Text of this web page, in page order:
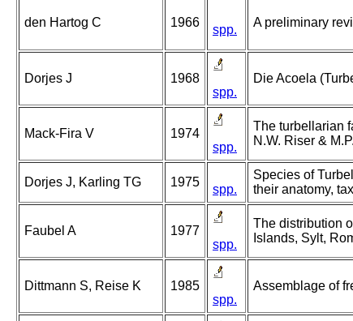
den Hartog C 1966
spp.
A preliminary
Dorjes J
1968
spp.
Die Acoela
Mack-Fira V
1974
spp.
The turbellarian
N.W. Riser &
Dorjes J, Karling TG 1975
spp.
Species of
their anatomy,
Faubel A
1977
spp.
The distribution
Islands, Sylt,
Dittmann S, Reise K
1985
spp.
Assemblage of